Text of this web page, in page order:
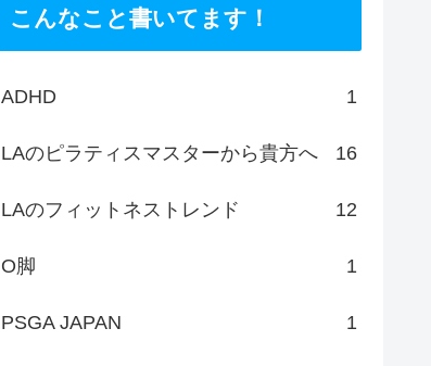
こんなこと書いてます！
ADHD 1
LAのピラティスマスターから貴方へ 16
LAのフィットネストレンド 12
O脚 1
PSGA JAPAN 1